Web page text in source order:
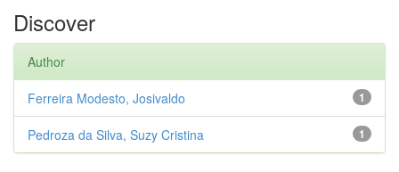
Discover
Author
1
Ferreira Modesto, Josivaldo
1
Pedroza da Silva, Suzy Cristina